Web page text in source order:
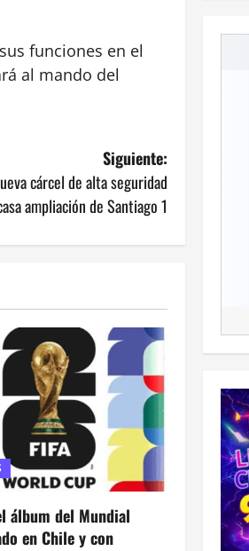
funciones en el
al mando del
Siguiente:
cárcel de alta seguridad
ampliación de Santiago 1
álbum del Mundial
en Chile y con